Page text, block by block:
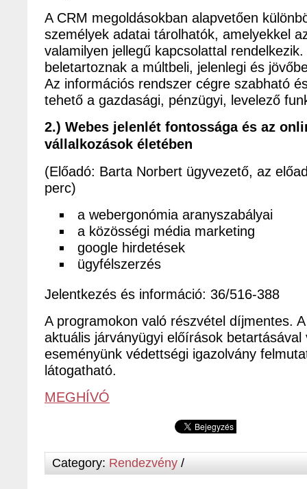
A CRM megoldásokban alapvetően
személyek adatai tárolhatók, amelyekkel
valamilyen jellegű kapcsolattal rendelkezik.
beletartoznak a múltbeli, jelenlegi és
Az információs rendszer cégre szabható
tehető a gazdasági, pénzügyi, levelező
2.) Webes jelenlét fontossága és az
vállalkozások életében
(Előadó: Barta Norbert ügyvezető, az
perc)
a webergonómia aranyszabályai
a közösségi média marketing
google hirdetések
ügyfélszerzés
Jelentkezés és információ: 36/516-388
A programokon való részvétel díjmentes.
aktuális járványügyi előírások
eseményünk védettségi igazolvány
látogatható.
MEGHÍVÓ
Category: Rendezvény /